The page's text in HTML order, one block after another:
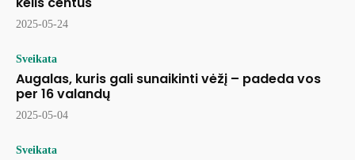
2025-05-24
Sveikata
Augalas, kuris gali sunaikinti vėžį – padeda vos
per 16 valandų
2025-05-04
Sveikata